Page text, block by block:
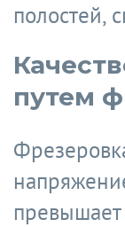
полостей,
путем